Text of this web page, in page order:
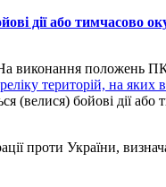
дії або тимчасово
На виконання
територій, на яких
(велися) бойові дії або
проти України,